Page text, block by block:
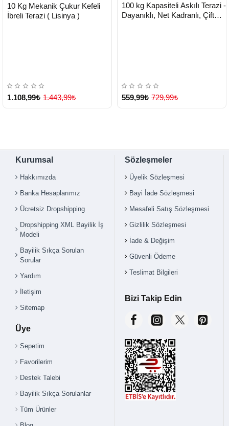
TESLİMAT
10 Kg Mekanik Çukur Kefeli
İbreli Terazi ( Lisinya )
1.108,99₺ 1.443,99₺
TESLİMAT
Çok Satılan Ürün
100 kg Kapasiteli Askılı Terazi -
Dayanıklı, Net Kadranlı, Çift
559,99₺ 729,99₺
Kurumsal
Hakkımızda
Banka Hesaplarımız
Ücretsiz Dropshipping
Dropshipping XML Bayilik İş
Modeli
Bayilik Sıkça Sorulan
Sorular
Yardım
İletişim
Sitemap
Üye
Sepetim
Favorilerim
Destek Talebi
Bayilik Sıkça Sorulanlar
Tüm Ürünler
Sözleşmeler
Üyelik Sözleşmesi
Bayi İade Sözleşmesi
Mesafeli Satış Sözleşmesi
Gizlilik Sözleşmesi
İade & Değişim
Güvenli Ödeme
Teslimat Bilgileri
Bizi Takip Edin